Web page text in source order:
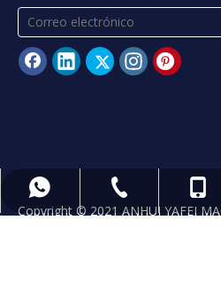
Copyright © 2021 ANHUI YAFEI
+ 86
+ 86 89406822